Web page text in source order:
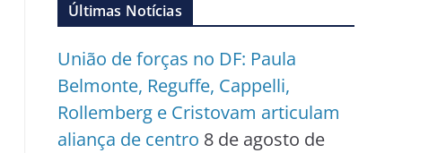
Últimas Notícias
União de forças no DF: Paula
Belmonte, Reguffe, Cappelli,
Rollemberg e Cristovam articulam
aliança de centro 8 de agosto de